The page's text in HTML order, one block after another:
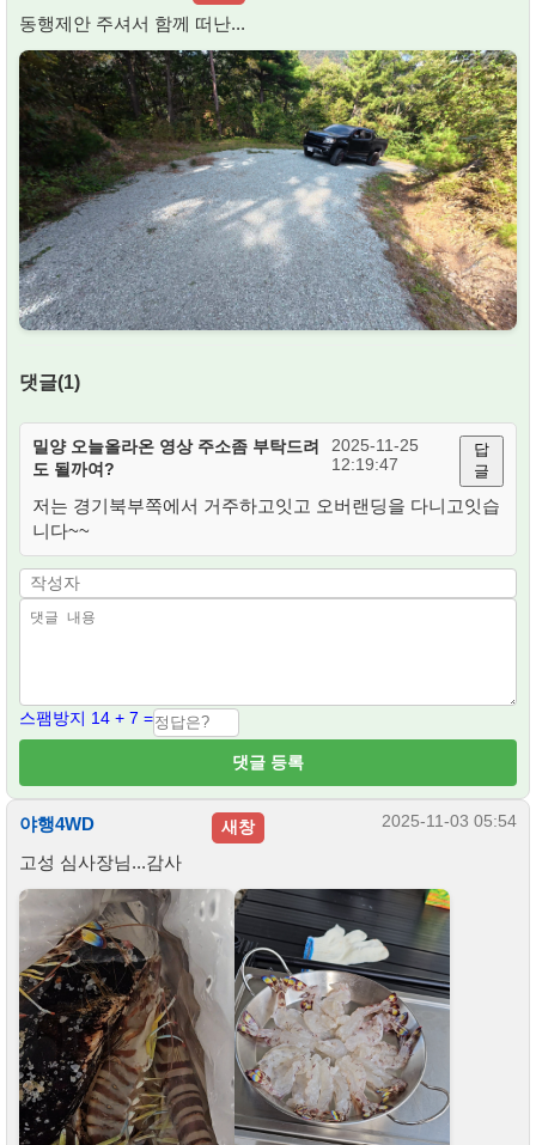
동행제안 주셔서 함께 떠난...
댓글(1)
밀양 오늘올라온 영상 주소좀 부탁드려
도 될까여?
2025-11-25
12:19:47
답
글
저는 경기북부쪽에서 거주하고잇고 오버랜딩을 다니고잇습
니다~~
스팸방지 14 + 7 =
댓글 등록
야행4WD 새창 2025-11-03 05:54
고성 심사장님...감사